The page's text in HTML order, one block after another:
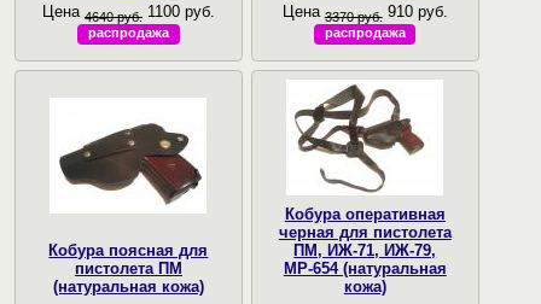
Цена 4640 руб. 1100 руб.
распродажа
Цена 3370 руб. 910 руб.
распродажа
Кобура поясная для
пистолета ПМ
(натуральная кожа)
Кобура оперативная
черная для пистолета
ПМ, ИЖ-71, ИЖ-79,
МР-654 (натуральная
кожа)